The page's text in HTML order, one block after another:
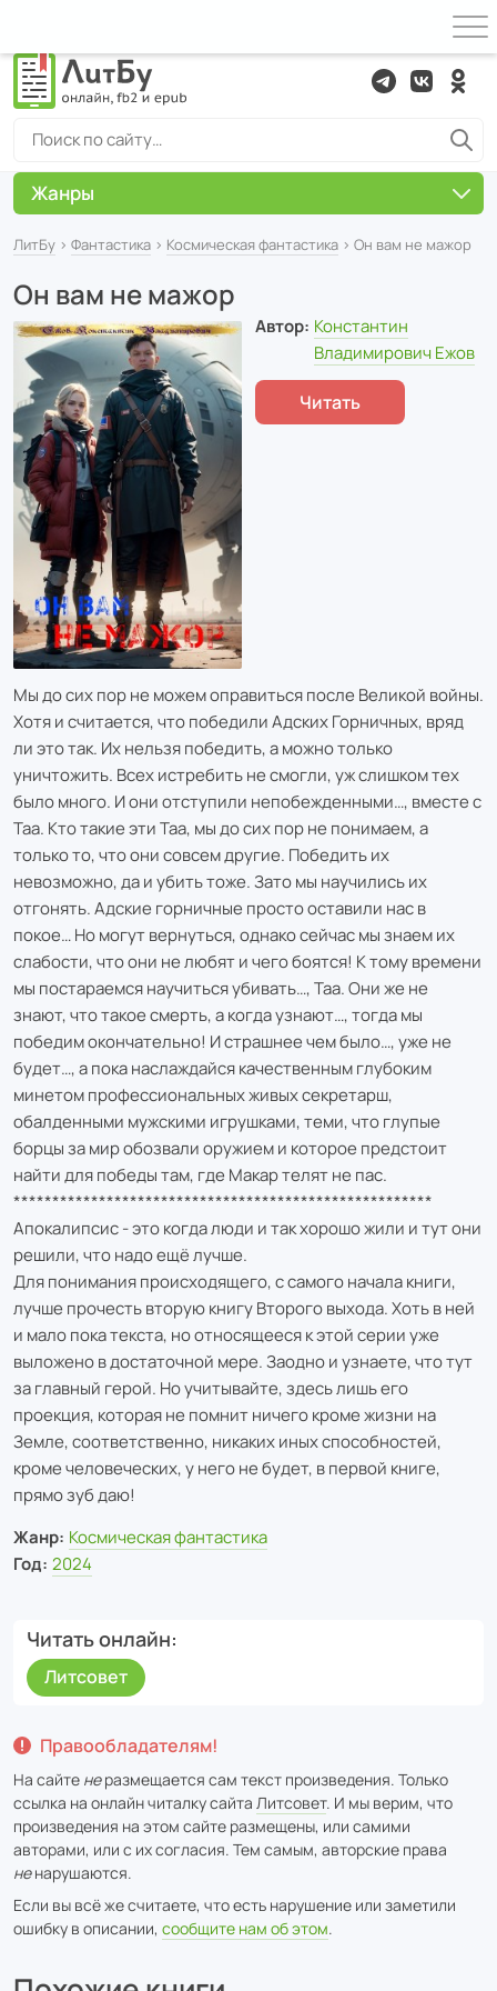
ЛитБу › Фантастика › Космическая фантастика › Он вам не мажор
Он вам не мажор
Автор: Константин
Владимирович Ежов
Читать
Мы до сих пор не можем оправиться после Великой войны.
Хотя и считается, что победили Адских Горничных, вряд
ли это так. Их нельзя победить, а можно только
уничтожить. Всех истребить не смогли, уж слишком тех
было много. И они отступили непобежденными…, вместе с
Таа. Кто такие эти Таа, мы до сих пор не понимаем, а
только то, что они совсем другие. Победить их
невозможно, да и убить тоже. Зато мы научились их
отгонять. Адские горничные просто оставили нас в
покое… Но могут вернуться, однако сейчас мы знаем их
слабости, что они не любят и чего боятся! К тому времени
мы постараемся научиться убивать…, Таа. Они же не
знают, что такое смерть, а когда узнают…, тогда мы
победим окончательно! И страшнее чем было…, уже не
будет…, а пока наслаждайся качественным глубоким
минетом профессиональных живых секретарш,
обалденными мужскими игрушками, теми, что глупые
борцы за мир обозвали оружием и которое предстоит
найти для победы там, где Макар телят не пас.
******************************************************
Апокалипсис - это когда люди и так хорошо жили и тут они
решили, что надо ещё лучше.
Для понимания происходящего, с самого начала книги,
лучше прочесть вторую книгу Второго выхода. Хоть в ней
и мало пока текста, но относящееся к этой серии уже
выложено в достаточной мере. Заодно и узнаете, что тут
за главный герой. Но учитывайте, здесь лишь его
проекция, которая не помнит ничего кроме жизни на
Земле, соответственно, никаких иных способностей,
кроме человеческих, у него не будет, в первой книге,
прямо зуб даю!
Жанр: Космическая фантастика
Год: 2024
Читать онлайн
Литсовет
Правообладателям!
На сайте неразмещается сам текст произведения. Только
ссылка на онлайн читалку сайта Литсовет. И мы верим, что
произведения на этом сайте размещены, или самими
авторами, или с их согласия. Тем самым, авторские права
ненарушаются.
Если вы всё же считаете, что есть нарушение или заметили
ошибку в описании, сообщите нам об этом.
Жанры